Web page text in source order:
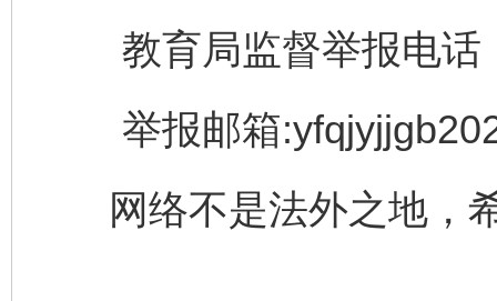
教育局监督举报电话
举报邮箱
网络不是法外之地，